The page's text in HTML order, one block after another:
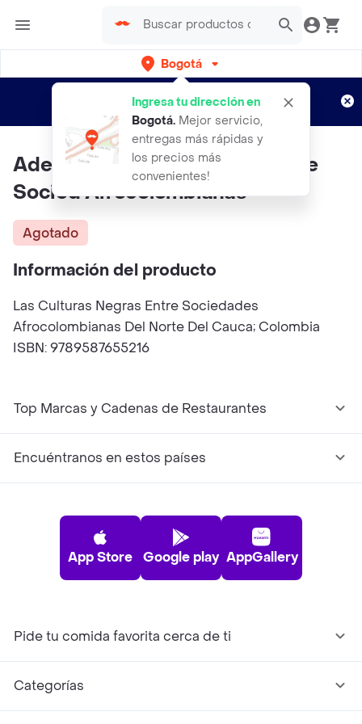
Bogotá
Ingresa tu dirección en
Bogotá. Mejor servicio,
entregas más rápidas y
los precios más
convenientes!
envíos gratis por semanas
Aplican TyC
AdeS Las Culturas Negras Entre
Socied Afrocolombianas
Agotado
Información del producto
Las Culturas Negras Entre Sociedades
Afrocolombianas Del Norte Del Cauca; Colombia
ISBN: 9789587655216
Top Marcas y Cadenas de Restaurantes
Encuéntranos en estos países
App Store Google play AppGallery
Pide tu comida favorita cerca de ti
Categorías